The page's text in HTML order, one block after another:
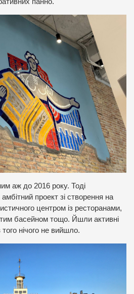
панно.
аж до 2016 року. Тоді
проект зі створення на
центром із ресторанами,
басейном тощо. Йшли активні
нічого не вийшло.